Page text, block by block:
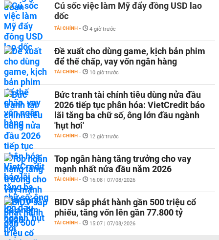
Cú sốc việc làm Mỹ đẩy đồng USD lao
dốc
TÀI CHÍNH - 4 giờ trước
Đề xuất cho dùng game, kịch bản phim
để thế chấp, vay vốn ngân hàng
TÀI CHÍNH - 10 giờ trước
Bức tranh tài chính tiêu dùng nửa đầu
2026 tiếp tục phân hóa: VietCredit báo
lãi tăng ba chữ số, ông lớn đầu ngành
'hụt hơi'
TÀI CHÍNH - 12 giờ trước
Top ngân hàng tăng trưởng cho vay
mạnh nhất nửa đầu năm 2026
TÀI CHÍNH - 16:08 | 07/08/2026
BIDV sắp phát hành gần 500 triệu cổ
phiếu, tăng vốn lên gần 77.800 tỷ
TÀI CHÍNH - 15:07 | 07/08/2026